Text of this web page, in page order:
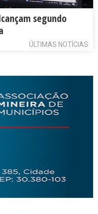
segundo
ÚLTIMAS NOTÍCIAS